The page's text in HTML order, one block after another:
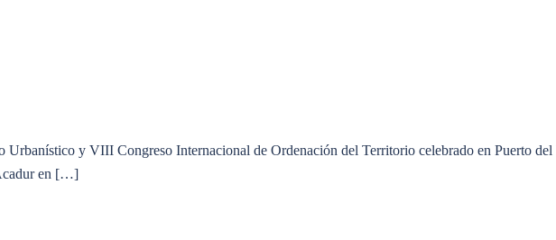
y VIII Congreso Internacional de Ordenación del Territorio celebrado en Puerto
en […]